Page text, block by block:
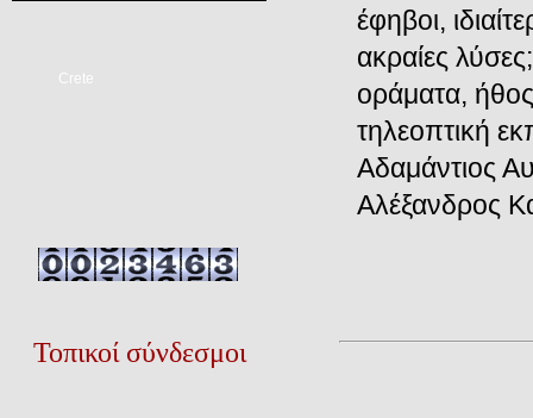
Crete
Τοπικοί σύνδεσμοι
έφηβοι,
ακραίες
οράματα,
τηλεοπτική
Αδαμάντιος
Αλέξανδρος